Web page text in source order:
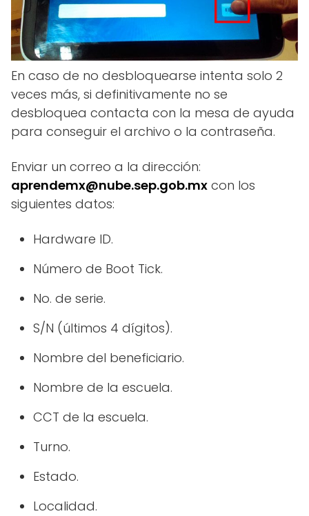
En caso de no desbloquearse intenta solo 2
veces más, si definitivamente no se
desbloquea contacta con la mesa de ayuda
para conseguir el archivo o la contraseña.
Enviar un correo a la dirección:
aprendemx@nube.sep.gob.mx con los
siguientes datos:
Hardware ID.
Número de Boot Tick.
No. de serie.
S/N (últimos 4 dígitos).
Nombre del beneficiario.
Nombre de la escuela.
CCT de la escuela.
Turno.
Estado.
Localidad.